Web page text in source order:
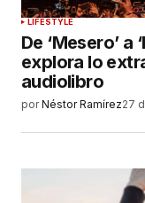
LIFESTYLE
De ‘Mesero’ a
explora lo
audiolibro
por Néstor Ramírez27